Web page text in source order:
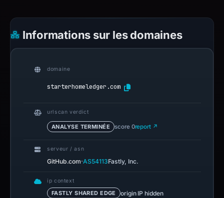
Informations sur les domaines
domaine
starterhomeledger.com
urlscan verdict
ANALYSE TERMINÉE score 0report ↗
serveur / asn
GitHub.com·AS54113Fastly, Inc.
ip context
FASTLY SHARED EDGE origin IP hidden